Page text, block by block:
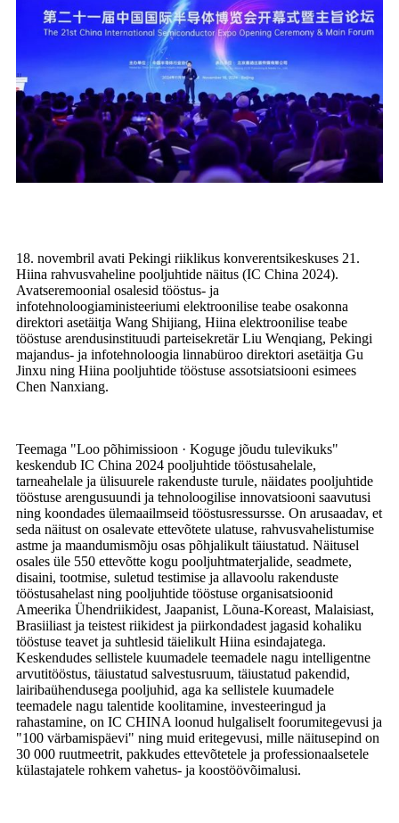
18. novembril avati Pekingi riiklikus konverentsikeskuses 21.
Hiina rahvusvaheline pooljuhtide näitus (IC China 2024).
Avatseremoonial osalesid tööstus- ja
infotehnoloogiaministeeriumi elektroonilise teabe osakonna
direktori asetäitja Wang Shijiang, Hiina elektroonilise teabe
tööstuse arendusinstituudi parteisekretär Liu Wenqiang, Pekingi
majandus- ja infotehnoloogia linnabüroo direktori asetäitja Gu
Jinxu ning Hiina pooljuhtide tööstuse assotsiatsiooni esimees
Chen Nanxiang.
Teemaga "Loo põhimissioon · Koguge jõudu tulevikuks"
keskendub IC China 2024 pooljuhtide tööstusahelale,
tarneahelale ja ülisuurele rakenduste turule, näidates pooljuhtide
tööstuse arengusuundi ja tehnoloogilise innovatsiooni saavutusi
ning koondades ülemaailmseid tööstusressursse. On arusaadav, et
seda näitust on osalevate ettevõtete ulatuse, rahvusvahelistumise
astme ja maandumismõju osas põhjalikult täiustatud. Näitusel
osales üle 550 ettevõtte kogu pooljuhtmaterjalide, seadmete,
disaini, tootmise, suletud testimise ja allavoolu rakenduste
tööstusahelast ning pooljuhtide tööstuse organisatsioonid
Ameerika Ühendriikidest, Jaapanist, Lõuna-Koreast, Malaisiast,
Brasiiliast ja teistest riikidest ja piirkondadest jagasid kohaliku
tööstuse teavet ja suhtlesid täielikult Hiina esindajatega.
Keskendudes sellistele kuumadele teemadele nagu intelligentne
arvutitööstus, täiustatud salvestusruum, täiustatud pakendid,
lairibaühendusega pooljuhid, aga ka sellistele kuumadele
teemadele nagu talentide koolitamine, investeeringud ja
rahastamine, on IC CHINA loonud hulgaliselt foorumitegevusi ja
"100 värbamispäevi" ning muid eritegevusi, mille näitusepind on
30 000 ruutmeetrit, pakkudes ettevõtetele ja professionaalsetele
külastajatele rohkem vahetus- ja koostöövõimalusi.